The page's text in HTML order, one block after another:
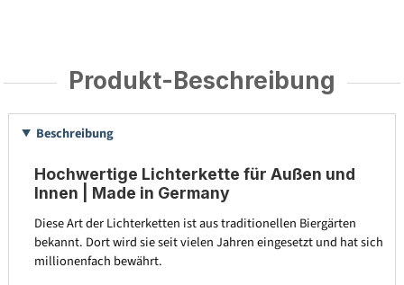
Produkt-Beschreibung
Beschreibung
Hochwertige Lichterkette für Außen und
Innen | Made in Germany
Diese Art der Lichterketten ist aus traditionellen Biergärten
bekannt. Dort wird sie seit vielen Jahren eingesetzt und hat sich
millionenfach bewährt.